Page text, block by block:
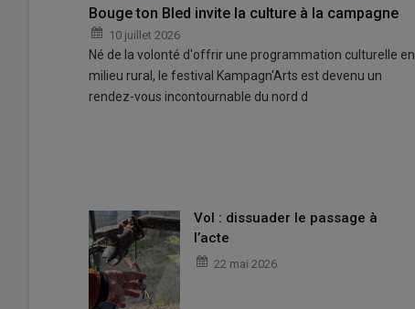
Bouge ton Bled invite la culture à la campagne
10 juillet 2026
Né de la volonté d'offrir une programmation culturelle en
milieu rural, le festival Kampagn'Arts est devenu un
rendez-vous incontournable du nord d
Vol : dissuader le passage à
l’acte
22 mai 2026